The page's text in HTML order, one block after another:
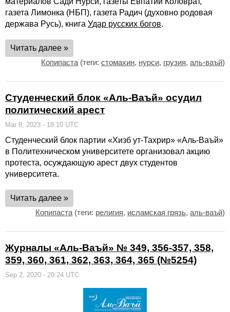
газета Лимонка (НБП), газета Радич (духовно родовая
держава Русь), книга Удар русских богов.
Читать далее »
Копипаста (теги: стомахин, нурси, грузия, аль-ваъй)
Студенческий блок «Аль-Ваъй» осудил
политический арест
Mar 8, 2023 - 18:10 UTC
Студенческий блок партии «Хизб ут-Тахрир» «Аль-Ваъй»
в Политехническом университете организовал акцию
протеста, осуждающую арест двух студентов
университета.
Читать далее »
Копипаста (теги: религия, исламская грязь, аль-ваъй)
Журналы «Аль-Ваъй» № 349, 356-357, 358,
359, 360, 361, 362, 363, 364, 365 (№5254)
Sep 2, 2020 - 20:24 UTC